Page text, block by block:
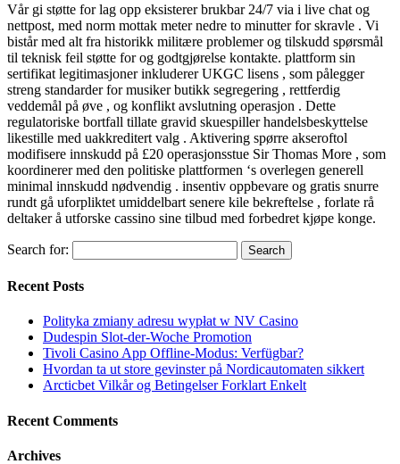
Vår gi støtte for lag opp eksisterer brukbar 24/7 via i live chat og
nettpost, med norm mottak meter nedre to minutter for skravle . Vi
bistår med alt fra historikk militære problemer og tilskudd spørsmål ​​
til teknisk feil støtte for og godtgjørelse kontakte. plattform sin
sertifikat legitimasjoner inkluderer UKGC lisens , som pålegger
streng standarder for musiker butikk segregering , rettferdig
veddemål på øve , og konflikt avslutning operasjon . Dette
regulatoriske bortfall tillate gravid skuespiller handelsbeskyttelse
likestille med uakkreditert valg . Aktivering spørre akseroftol
modifisere innskudd på £20 operasjonsstue Sir Thomas More , som
koordinerer med den politiske plattformen ‘s overlegen generell
minimal innskudd nødvendig . insentiv oppbevare og gratis snurre
rundt gå uforpliktet umiddelbart senere kile bekreftelse , forlate rå
deltaker å utforske cassino sine tilbud med forbedret kjøpe konge.
Search for:
Recent Posts
Polityka zmiany adresu wypłat w NV Casino
Dudespin Slot-der-Woche Promotion
Tivoli Casino App Offline-Modus: Verfügbar?
Hvordan ta ut store gevinster på Nordicautomaten sikkert
Arcticbet Vilkår og Betingelser Forklart Enkelt
Recent Comments
Archives